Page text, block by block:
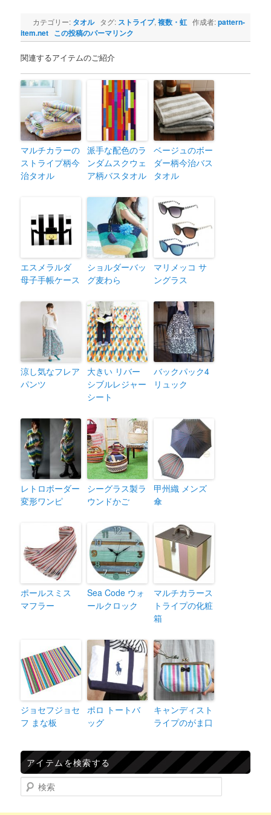
カテゴリー: タオルタグ: ストライプ,複数・虹 作成者:pattern-
item.net この投稿のパーマリンク
関連するアイテムのご紹介
マルチカラーの
ストライプ柄今
治タオル
派手な配色のラ
ンダムスクウェ
ア柄バスタオル
ベージュのボー
ダー柄今治バス
タオル
エスメラルダ
母子手帳ケース
ショルダーバッ
グ麦わら
マリメッコ サ
ングラス
涼し気なフレア
パンツ
大きい リバー
シブルレジャー
シート
バックパック4
リュック
レトロボーダー
変形ワンピ
シーグラス製ラ
ウンドかご
甲州織 メンズ
傘
ポールスミス
マフラー
Sea Code ウォ
ールクロック
マルチカラース
トライプの化粧
箱
ジョセフジョセ
フ まな板
ポロ トートバ
ッグ
キャンディスト
ライプのがま口
アイテムを検索する
検索